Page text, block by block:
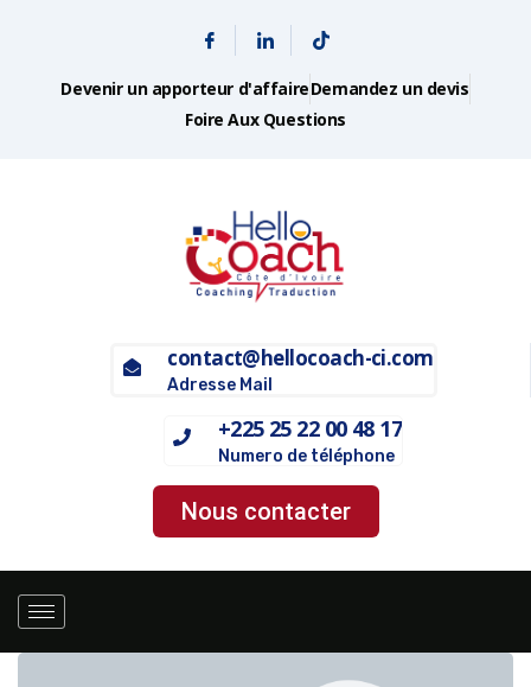
Devenir un apporteur d'affaireDemandez un devis
Foire Aux Questions
contact@hellocoach-ci.com
Adresse Mail
+225 25 22 00 48 17
Numero de téléphone
Nous contacter